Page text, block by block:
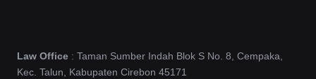
Law Office : Taman Sumber Indah Blok S No. 8, Cempaka,
Kec. Talun, Kabupaten Cirebon 45171